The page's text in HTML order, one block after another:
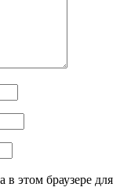
в этом браузере для